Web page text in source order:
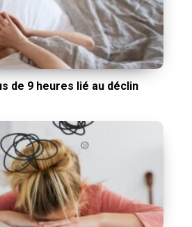
de 9 heures lié au déclin